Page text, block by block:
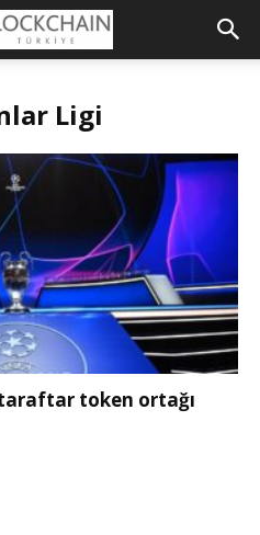
Ligi
taraftar token ortağı